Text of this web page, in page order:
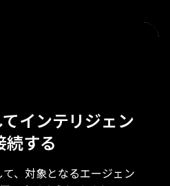
インテリジェン
続する
、対象となるエージェン